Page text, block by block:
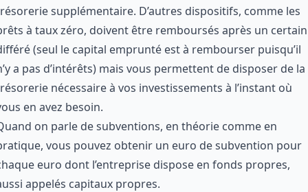
supplémentaire. D’autres dispositifs, comme les
à taux zéro, doivent être remboursés après un certain
(seul le capital emprunté est à rembourser puisqu’il
a pas d’intérêts) mais vous permettent de disposer de la
nécessaire à vos investissements à l’instant où
en avez besoin.
on parle de subventions, en théorie comme en
vous pouvez obtenir un euro de subvention pour
euro dont l’entreprise dispose en fonds propres,
appelés capitaux propres.